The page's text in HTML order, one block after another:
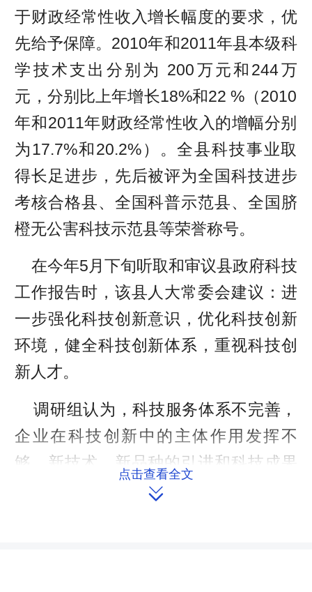
于财政经常性收入增长幅度的要求，优
先给予保障。2010年和2011年县本级科
学技术支出分别为 200万元和244万
元，分别比上年增长18%和22 %（2010
年和2011年财政经常性收入的增幅分别
为17.7%和20.2%）。全县科技事业取
得长足进步，先后被评为全国科技进步
考核合格县、全国科普示范县、全国脐
橙无公害科技示范县等荣誉称号。
在今年5月下旬听取和审议县政府科技
工作报告时，该县人大常委会建议：进
一步强化科技创新意识，优化科技创新
环境，健全科技创新体系，重视科技创
新人才。
调研组认为，科技服务体系不完善，
企业在科技创新中的主体作用发挥不
够，新技术、新品种的引进和科技成果
推广力度不大等问题需要进一步引起高
点击查看全文
